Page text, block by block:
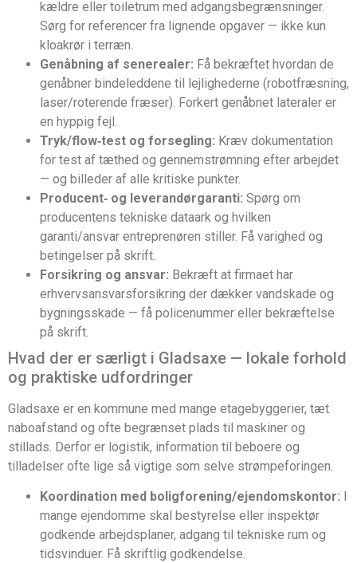
kældre eller toiletrum med adgangsbegrænsninger.
Sørg for referencer fra lignende opgaver — ikke kun
kloakrør i terræn.
Genåbning af senerealer: Få bekræftet hvordan de
genåbner bindeleddene til lejlighederne (robotfræsning,
laser/roterende fræser). Forkert genåbnet lateraler er
en hyppig fejl.
Tryk/flow‑test og forsegling: Kræv dokumentation
for test af tæthed og gennemstrømning efter arbejdet
— og billeder af alle kritiske punkter.
Producent‑ og leverandørgaranti: Spørg om
producentens tekniske dataark og hvilken
garanti/ansvar entreprenøren stiller. Få varighed og
betingelser på skrift.
Forsikring og ansvar: Bekræft at firmaet har
erhvervsansvarsforsikring der dækker vandskade og
bygningsskade — få policenummer eller bekræftelse
på skrift.
Hvad der er særligt i Gladsaxe — lokale forhold
og praktiske udfordringer
Gladsaxe er en kommune med mange etagebyggerier, tæt
naboafstand og ofte begrænset plads til maskiner og
stillads. Derfor er logistik, information til beboere og
tilladelser ofte lige så vigtige som selve strømpeforingen.
Koordination med boligforening/ejendomskontor: I
mange ejendomme skal bestyrelse eller inspektør
godkende arbejdsplaner, adgang til tekniske rum og
tidsvinduer. Få skriftlig godkendelse.